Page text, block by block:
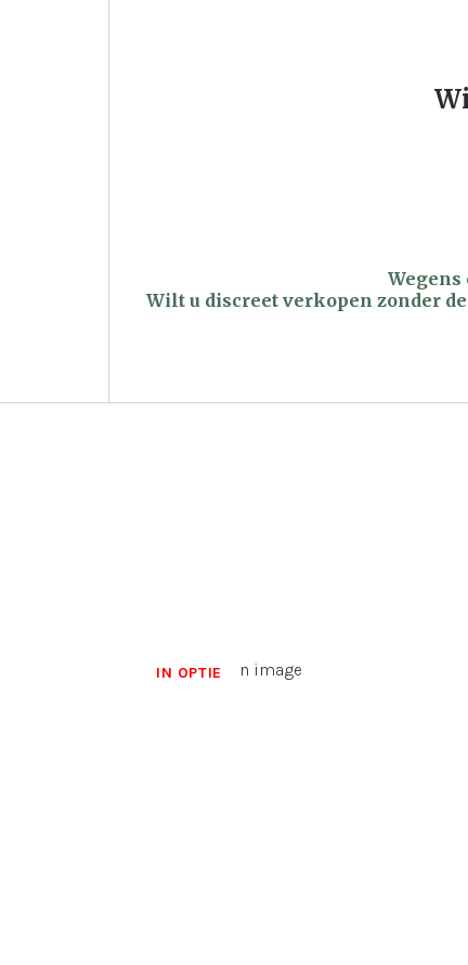
Wilt u discreet verkopen zonder
IN OPTIE